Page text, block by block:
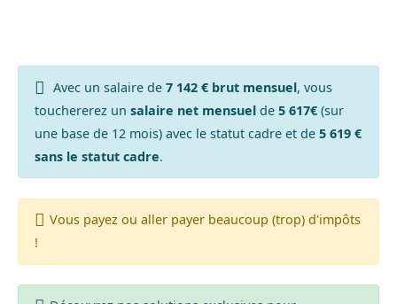
Avec un salaire de 7 142 € brut mensuel, vous
touchererez un salaire net mensuelde 5 617€(sur
une base de 12 mois) avec le statut cadre et de 5 619 €
sans le statut cadre.
Vous payez ou aller payer beaucoup (trop) d'impôts
!